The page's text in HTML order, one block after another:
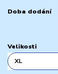
Doba dodání
Velikosti